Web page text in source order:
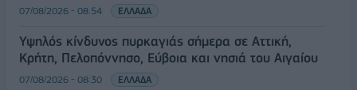
07/08/2026 - 08:54 ΕΛΛΑΔΑ
Υψηλός κίνδυνος πυρκαγιάς σήμερα σε Αττική,
Κρήτη, Πελοπόννησο, Εύβοια και νησιά του Αιγαίου
07/08/2026 - 08:30 ΕΛΛΑΔΑ